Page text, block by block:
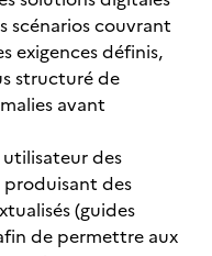
scénarios couvrant
exigences définis,
structuré de
avant
des
des
(guides
de permettre aux